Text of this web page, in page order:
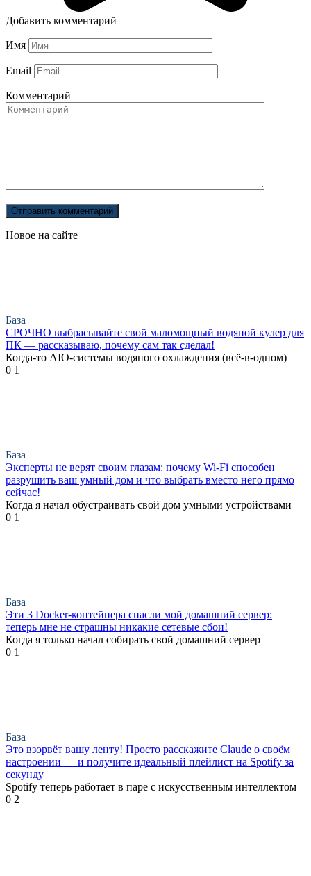
Добавить комментарий
Имя
Email
Комментарий
Новое на сайте
База
СРОЧНО выбрасывайте свой маломощный водяной кулер для
ПК — рассказываю, почему сам так сделал!
Когда-то AIO-системы водяного охлаждения (всё-в-одном)
0 1
База
Эксперты не верят своим глазам: почему Wi-Fi способен
разрушить ваш умный дом и что выбрать вместо него прямо
сейчас!
Когда я начал обустраивать свой дом умными устройствами
0 1
База
Эти 3 Docker-контейнера спасли мой домашний сервер:
теперь мне не страшны никакие сетевые сбои!
Когда я только начал собирать свой домашний сервер
0 1
База
Это взорвёт вашу ленту! Просто расскажите Claude о своём
настроении — и получите идеальный плейлист на Spotify за
секунду
Spotify теперь работает в паре с искусственным интеллектом
0 2